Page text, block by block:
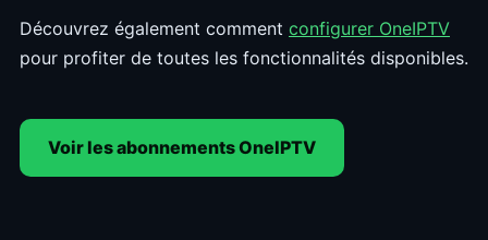
Découvrez également comment configurer OneIPTV
pour profiter de toutes les fonctionnalités disponibles.
Voir les abonnements OneIPTV